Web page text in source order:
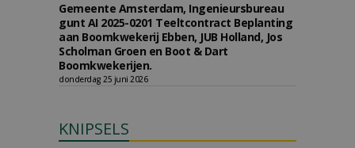
Gemeente Amsterdam, Ingenieursbureau
gunt AI 2025-0201 Teeltcontract Beplanting
aan Boomkwekerij Ebben, JUB Holland, Jos
Scholman Groen en Boot & Dart
Boomkwekerijen.
donderdag 25 juni 2026
KNIPSELS